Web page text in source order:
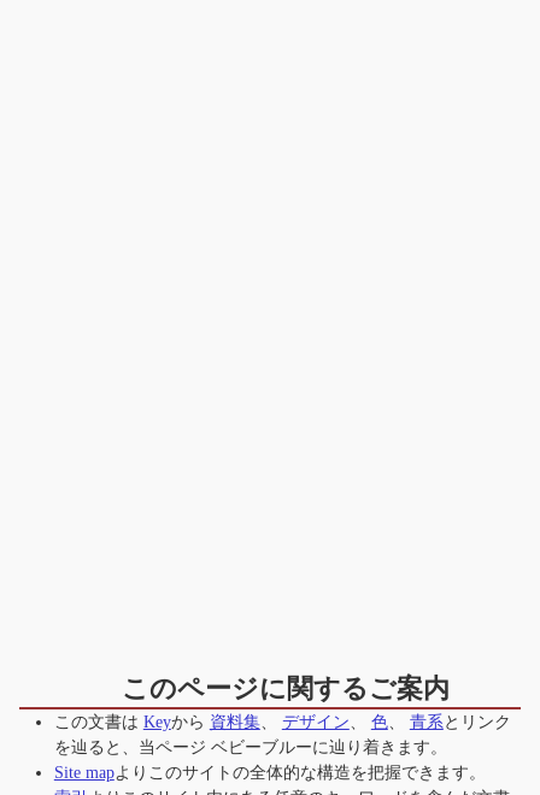
このページに関するご案内
この文書は Keyから 資料集、 デザイン、 色、 青系とリンク
を辿ると、当ページ ベビーブルーに辿り着きます。
Site mapよりこのサイトの全体的な構造を把握できます。